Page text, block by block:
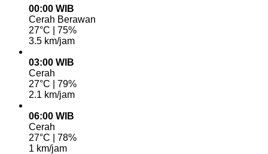
00:00 WIB
Cerah Berawan
27°C | 75%
3.5 km/jam
03:00 WIB
Cerah
27°C | 79%
2.1 km/jam
06:00 WIB
Cerah
27°C | 78%
1 km/jam